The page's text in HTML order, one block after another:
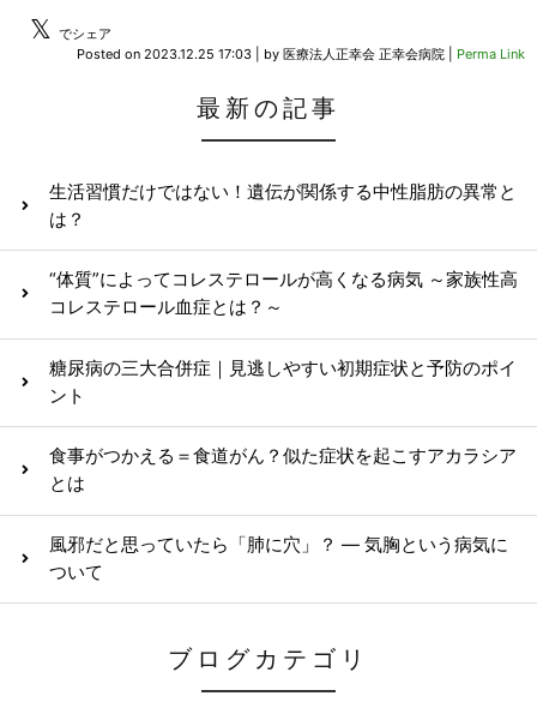
𝕏 でシェア
Posted on 2023.12.25 17:03 by 医療法人正幸会 正幸会病院 Perma Link
最新の記事
生活習慣だけではない！遺伝が関係する中性脂肪の異常と
は？
“体質”によってコレステロールが高くなる病気 ～家族性高
コレステロール血症とは？～
糖尿病の三大合併症｜見逃しやすい初期症状と予防のポイ
ント
食事がつかえる＝食道がん？似た症状を起こすアカラシア
とは
風邪だと思っていたら「肺に穴」？ ― 気胸という病気に
ついて
ブログカテゴリ